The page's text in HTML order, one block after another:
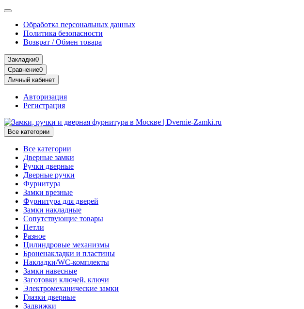
Обработка персональных данных
Политика безопасности
Возврат / Обмен товара
Закладки0
Сравнение0
Личный кабинет
Авторизация
Регистрация
Все категории
Все категории
Дверные замки
Ручки дверные
Дверные ручки
Фурнитура
Замки врезные
Фурнитура для дверей
Замки накладные
Сопутствующие товары
Петли
Разное
Цилиндровые механизмы
Броненакладки и пластины
Накладки/WC-комплекты
Замки навесные
Заготовки ключей, ключи
Электромеханические замки
Глазки дверные
Задвижки